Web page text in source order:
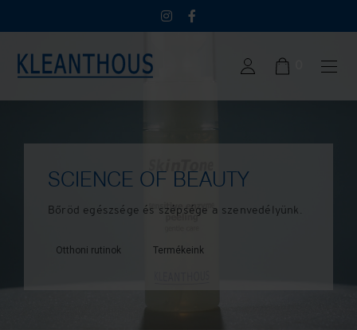
SCIENCE OF BEAUTY
Bőröd egészsége és szépsége a szenvedélyünk.
Otthoni rutinok Termékeink